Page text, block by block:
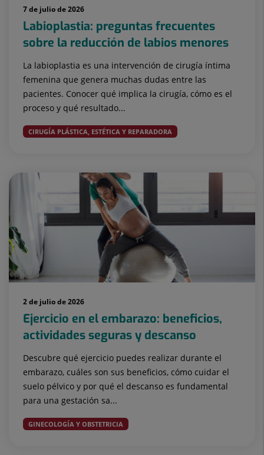
7 de julio de 2026
Labioplastia: preguntas frecuentes
sobre la reducción de labios menores
La labioplastia es una intervención de cirugía íntima
femenina que genera muchas dudas entre las
pacientes. Conocer qué implica la cirugía, cómo es el
proceso y qué resultado...
CIRUGÍA PLÁSTICA, ESTÉTICA Y REPARADORA
2 de julio de 2026
Ejercicio en el embarazo: beneficios,
actividades seguras y descanso
Descubre qué ejercicio puedes realizar durante el
embarazo, cuáles son sus beneficios, cómo cuidar el
suelo pélvico y por qué el descanso es fundamental
para una gestación sa...
GINECOLOGÍA Y OBSTETRICIA